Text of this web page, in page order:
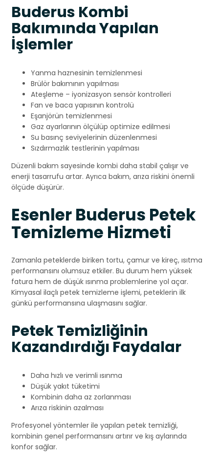
Buderus Kombi
Bakımında Yapılan
İşlemler
Yanma haznesinin temizlenmesi
Brülör bakımının yapılması
Ateşleme – iyonizasyon sensör kontrolleri
Fan ve baca yapısının kontrolü
Eşanjörün temizlenmesi
Gaz ayarlarının ölçülüp optimize edilmesi
Su basınç seviyelerinin düzenlenmesi
Sızdırmazlık testlerinin yapılması
Düzenli bakım sayesinde kombi daha stabil çalışır ve
enerji tasarrufu artar. Ayrıca bakım, arıza riskini önemli
ölçüde düşürür.
Esenler Buderus Petek
Temizleme Hizmeti
Zamanla peteklerde biriken tortu, çamur ve kireç, ısıtma
performansını olumsuz etkiler. Bu durum hem yüksek
fatura hem de düşük ısınma problemlerine yol açar.
Kimyasal ilaçlı petek temizleme işlemi, peteklerin ilk
günkü performansına ulaşmasını sağlar.
Petek Temizliğinin
Kazandırdığı Faydalar
Daha hızlı ve verimli ısınma
Düşük yakıt tüketimi
Kombinin daha az zorlanması
Arıza riskinin azalması
Profesyonel yöntemler ile yapılan petek temizliği,
kombinin genel performansını artırır ve kış aylarında
konfor sağlar.